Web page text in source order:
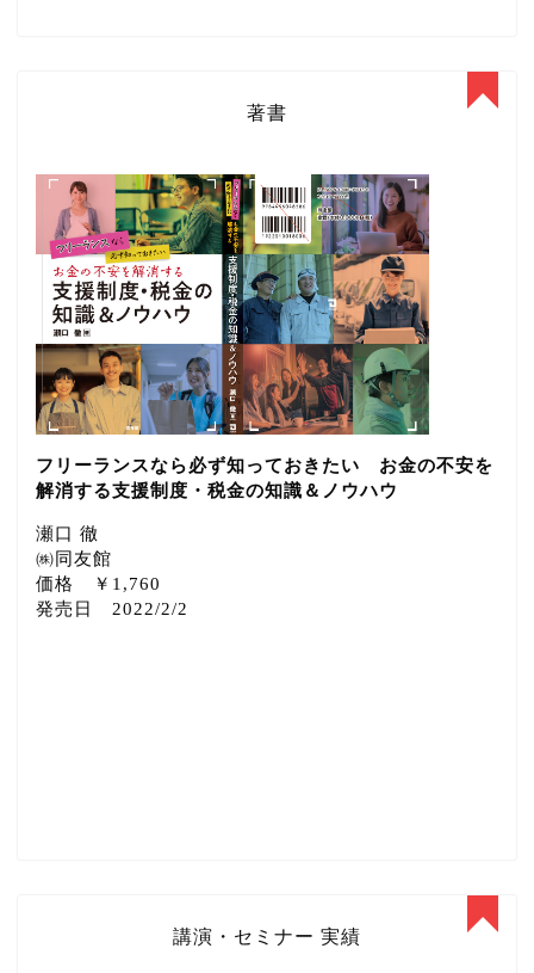
著書
フリーランスなら必ず知っておきたい お金の不安を
解消する支援制度・税金の知識＆ノウハウ
瀬口 徹
㈱同友館
価格 ￥1,760
発売日 2022/2/2
講演・セミナー 実績